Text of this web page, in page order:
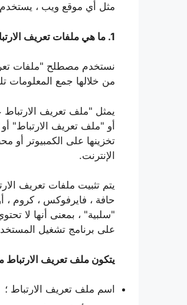
مثل أي موقع ويب ، يستخدم ihowto.tips ملفات تعريف الارتباط على جميع صفحاته.
1. ما هي ملفات تعريف الارتباط؟
نستخدم مصطلح "ملفات
من خلالها جمع المعلومات
يمثل "ملف تعريف
أو "ملف تعريف الارتباط"
تخزينها على الكمبيوتر أو
الإنترنت.
يتم تثبيت ملفات تعريف
حافة ، فايرفوكس ، كروم ،
"سلبية" ، بمعنى أنها لا
على برنامج تشغيل
يتكون ملف تعريف الارتباط
اسم ملف تعريف الارتباط ؛